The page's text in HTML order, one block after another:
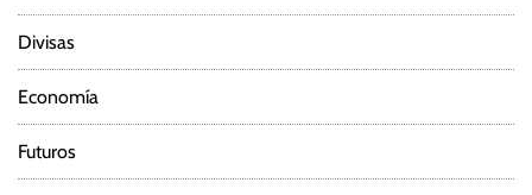
Divisas
Economía
Futuros